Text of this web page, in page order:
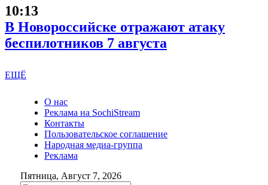
10:13
В Новороссийске отражают атаку
беспилотников 7 августа
ЕЩЁ
О нас
Реклама на SochiStream
Контакты
Пользовательское соглашение
Народная медиа-группа
Реклама
Пятница, Август 7, 2026